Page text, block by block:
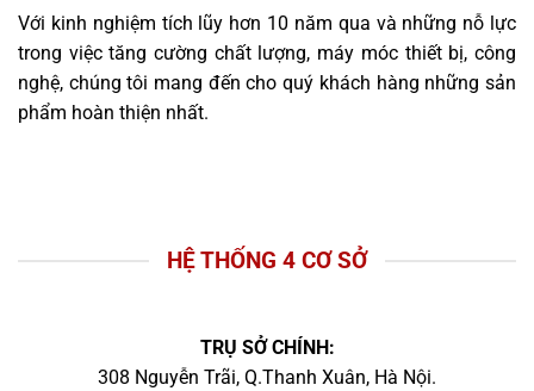
Với kinh nghiệm tích lũy hơn 10 năm qua và những nỗ lực
trong việc tăng cường chất lượng, máy móc thiết bị, công
nghệ, chúng tôi mang đến cho quý khách hàng những sản
phẩm hoàn thiện nhất.
HỆ THỐNG 4 CƠ SỞ
TRỤ SỞ CHÍNH:
308 Nguyễn Trãi, Q.Thanh Xuân, Hà Nội.